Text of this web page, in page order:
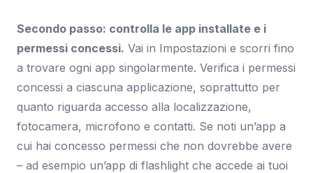
Secondo passo: controlla le app installate e i
permessi concessi. Vai in Impostazioni e scorri fino
a trovare ogni app singolarmente. Verifica i permessi
concessi a ciascuna applicazione, soprattutto per
quanto riguarda accesso alla localizzazione,
fotocamera, microfono e contatti. Se noti un’app a
cui hai concesso permessi che non dovrebbe avere
– ad esempio un’app di flashlight che accede ai tuoi